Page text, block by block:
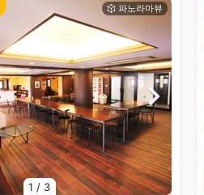
1 / 3